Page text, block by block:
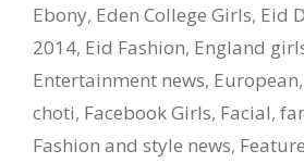
Ebony, Eden College Girls, Eid
2014, Eid Fashion, England
Entertainment news, European,
choti, Facebook Girls, Facial,
Fashion and style news, Feature